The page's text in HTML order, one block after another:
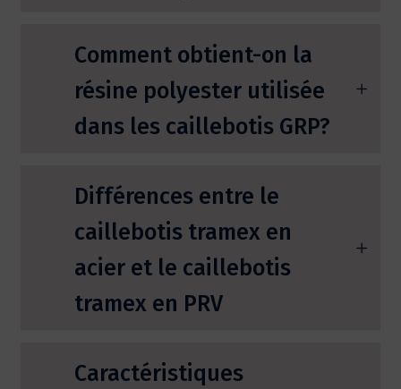
Comment obtient-on la
résine polyester utilisée
dans les caillebotis GRP?
Différences entre le
caillebotis tramex en
acier et le caillebotis
tramex en PRV
Caractéristiques